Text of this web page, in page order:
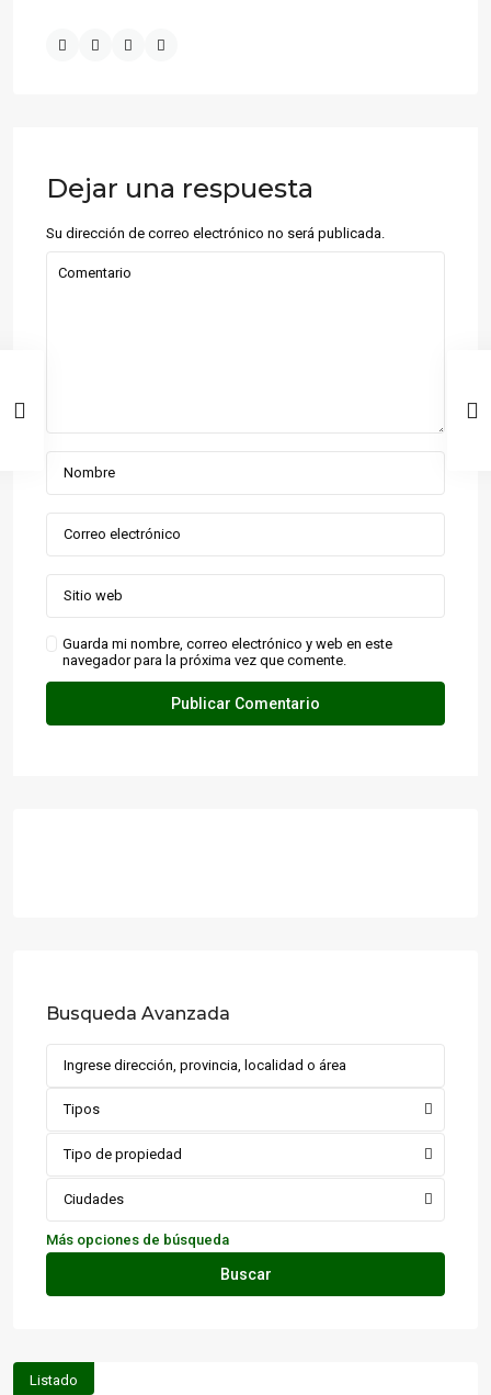
Dejar una respuesta
Su dirección de correo electrónico no será publicada.
Guarda mi nombre, correo electrónico y web en este
navegador para la próxima vez que comente.
Busqueda Avanzada
Tipos
Tipo de propiedad
Ciudades
Más opciones de búsqueda
Buscar
Listado